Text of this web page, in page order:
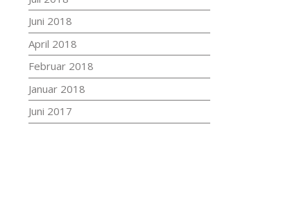
Juni 2018
April 2018
Februar 2018
Januar 2018
Juni 2017